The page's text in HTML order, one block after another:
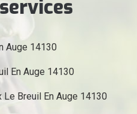
Auge 14130
En Auge 14130
Le Breuil En Auge 14130